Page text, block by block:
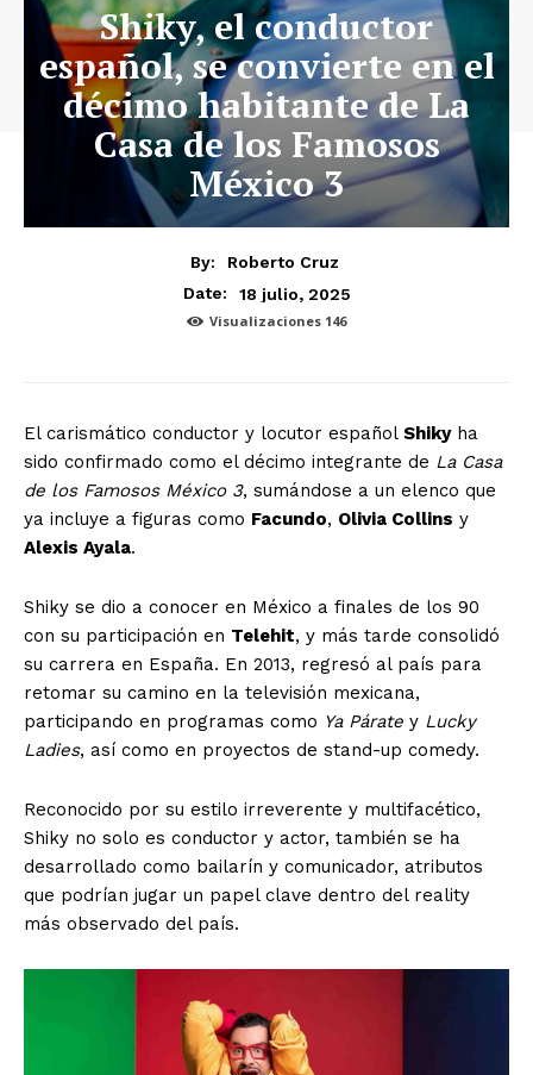
Shiky, el conductor
español, se convierte en el
décimo habitante de La
Casa de los Famosos
México 3
By:
Roberto Cruz
Date:
18 julio, 2025
Visualizaciones 146
El carismático conductor y locutor español Shikyha
sido confirmado como el décimo integrante de La Casa
de los Famosos México 3, sumándose a un elenco que
ya incluye a figuras como Facundo, Olivia Collins y
Alexis Ayala.
Shiky se dio a conocer en México a finales de los 90
con su participación en Telehit, y más tarde consolidó
su carrera en España. En 2013, regresó al país para
retomar su camino en la televisión mexicana,
participando en programas como Ya Párate y Lucky
Ladies, así como en proyectos de stand-up comedy.
Reconocido por su estilo irreverente y multifacético,
Shiky no solo es conductor y actor, también se ha
desarrollado como bailarín y comunicador, atributos
que podrían jugar un papel clave dentro del reality
más observado del país.